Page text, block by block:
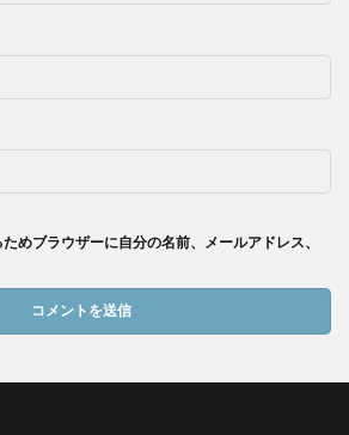
めブラウザーに自分の名前、メールアドレス、